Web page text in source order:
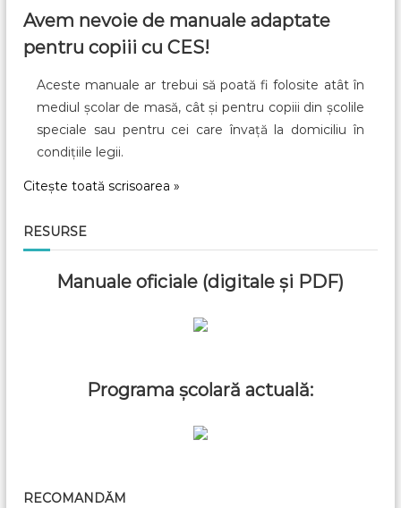
Avem nevoie de manuale adaptate
pentru copiii cu CES!
Aceste manuale ar trebui să poată fi folosite atât în
mediul școlar de masă, cât și pentru copiii din școlile
speciale sau pentru cei care învață la domiciliu în
condițiile legii.
Citește toată scrisoarea »
RESURSE
Manuale oficiale (digitale și PDF)
Programa școlară actuală:
RECOMANDĂM